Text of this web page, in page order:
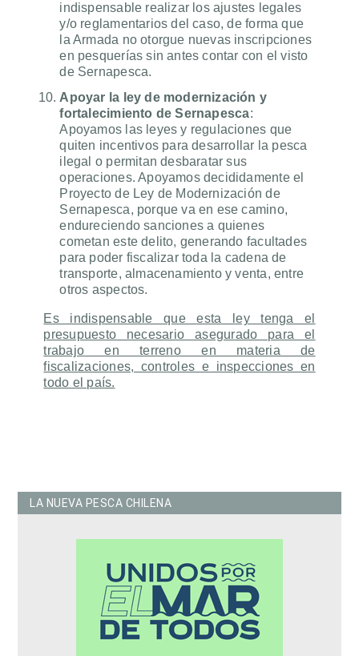
indispensable realizar los ajustes legales
y/o reglamentarios del caso, de forma que
la Armada no otorgue nuevas inscripciones
en pesquerías sin antes contar con el visto
de Sernapesca.
Apoyar la ley de modernización y
fortalecimiento de Sernapesca:
Apoyamos las leyes y regulaciones que
quiten incentivos para desarrollar la pesca
ilegal o permitan desbaratar sus
operaciones. Apoyamos decididamente el
Proyecto de Ley de Modernización de
Sernapesca, porque va en ese camino,
endureciendo sanciones a quienes
cometan este delito, generando facultades
para poder fiscalizar toda la cadena de
transporte, almacenamiento y venta, entre
otros aspectos.
Es indispensable que esta ley tenga el
presupuesto necesario asegurado para el
trabajo en terreno en materia de
fiscalizaciones, controles e inspecciones en
todo el país.
LA NUEVA PESCA CHILENA